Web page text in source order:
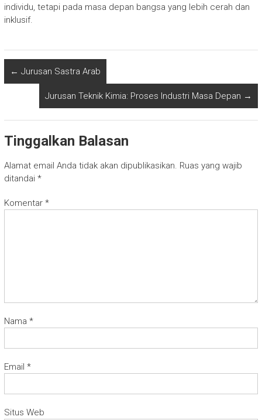
individu, tetapi pada masa depan bangsa yang lebih cerah dan
inklusif.
← Jurusan Sastra Arab
Jurusan Teknik Kimia: Proses Industri Masa Depan →
Tinggalkan Balasan
Alamat email Anda tidak akan dipublikasikan. Ruas yang wajib
ditandai *
Komentar *
Nama *
Email *
Situs Web